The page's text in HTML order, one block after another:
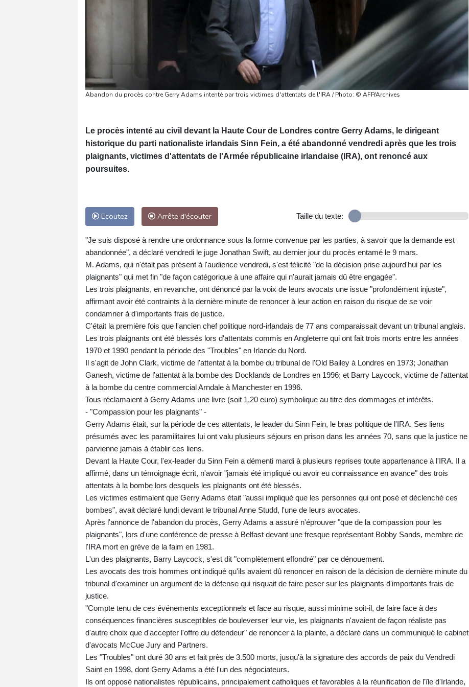
Abandon du procès contre Gerry Adams intenté par trois victimes d'attentats de l'IRA / Photo: © AFP/Archives
Le procès intenté au civil devant la Haute Cour de Londres contre Gerry Adams, le dirigeant
historique du parti nationaliste irlandais Sinn Fein, a été abandonné vendredi après que les trois
plaignants, victimes d'attentats de l'Armée républicaine irlandaise (IRA), ont renoncé aux
poursuites.
Ecoutez Arrête d'écouter Taille du texte:
"Je suis disposé à rendre une ordonnance sous la forme convenue par les parties, à savoir que la demande est
abandonnée", a déclaré vendredi le juge Jonathan Swift, au dernier jour du procès entamé le 9 mars.
M. Adams, qui n'était pas présent à l'audience vendredi, s'est félicité "de la décision prise aujourd'hui par les
plaignants" qui met fin "de façon catégorique à une affaire qui n'aurait jamais dû être engagée".
Les trois plaignants, en revanche, ont dénoncé par la voix de leurs avocats une issue "profondément injuste",
affirmant avoir été contraints à la dernière minute de renoncer à leur action en raison du risque de se voir
condamner à d'importants frais de justice.
C'était la première fois que l'ancien chef politique nord-irlandais de 77 ans comparaissait devant un tribunal anglais.
Les trois plaignants ont été blessés lors d'attentats commis en Angleterre qui ont fait trois morts entre les années
1970 et 1990 pendant la période des "Troubles" en Irlande du Nord.
Il s'agit de John Clark, victime de l'attentat à la bombe du tribunal de l'Old Bailey à Londres en 1973; Jonathan
Ganesh, victime de l'attentat à la bombe des Docklands de Londres en 1996; et Barry Laycock, victime de l'attentat
à la bombe du centre commercial Arndale à Manchester en 1996.
Tous réclamaient à Gerry Adams une livre (soit 1,20 euro) symbolique au titre des dommages et intérêts.
- "Compassion pour les plaignants" -
Gerry Adams était, sur la période de ces attentats, le leader du Sinn Fein, le bras politique de l'IRA. Ses liens
présumés avec les paramilitaires lui ont valu plusieurs séjours en prison dans les années 70, sans que la justice ne
parvienne jamais à établir ces liens.
Devant la Haute Cour, l'ex-leader du Sinn Fein a démenti mardi à plusieurs reprises toute appartenance à l'IRA. Il a
affirmé, dans un témoignage écrit, n'avoir "jamais été impliqué ou avoir eu connaissance en avance" des trois
attentats à la bombe lors desquels les plaignants ont été blessés.
Les victimes estimaient que Gerry Adams était "aussi impliqué que les personnes qui ont posé et déclenché ces
bombes", avait déclaré lundi devant le tribunal Anne Studd, l'une de leurs avocates.
Après l'annonce de l'abandon du procès, Gerry Adams a assuré n'éprouver "que de la compassion pour les
plaignants", lors d'une conférence de presse à Belfast devant une fresque représentant Bobby Sands, membre de
l'IRA mort en grève de la faim en 1981.
L'un des plaignants, Barry Laycock, s'est dit "complètement effondré" par ce dénouement.
Les avocats des trois hommes ont indiqué qu'ils avaient dû renoncer en raison de la décision de dernière minute du
tribunal d'examiner un argument de la défense qui risquait de faire peser sur les plaignants d'importants frais de
justice.
"Compte tenu de ces événements exceptionnels et face au risque, aussi minime soit-il, de faire face à des
conséquences financières susceptibles de bouleverser leur vie, les plaignants n'avaient de façon réaliste pas
d'autre choix que d'accepter l'offre du défendeur" de renoncer à la plainte, a déclaré dans un communiqué le cabinet
d'avocats McCue Jury and Partners.
Les "Troubles" ont duré 30 ans et fait près de 3.500 morts, jusqu'à la signature des accords de paix du Vendredi
Saint en 1998, dont Gerry Adams a été l'un des négociateurs.
Ils ont opposé nationalistes républicains, principalement catholiques et favorables à la réunification de l'île d'Irlande,